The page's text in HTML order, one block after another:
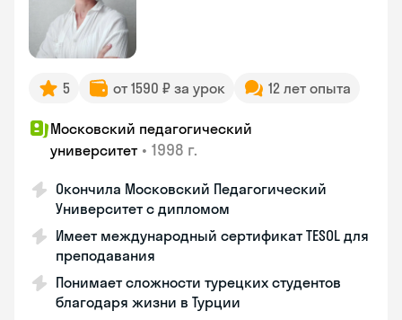
5 от 1590 ₽ за урок 12 лет опыта
Московский педагогический
университет • 1998 г.
Окончила Московский Педагогический
Университет с дипломом
Имеет международный сертификат TESOL для
преподавания
Понимает сложности турецких студентов
благодаря жизни в Турции